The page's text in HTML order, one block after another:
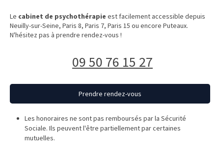
Le cabinet de psychothérapie est facilement accessible depuis
Neuilly-sur-Seine, Paris 8, Paris 7, Paris 15 ou encore Puteaux.
N'hésitez pas à prendre rendez-vous !
09 50 76 15 27
Prendre rendez-vous
Les honoraires ne sont pas remboursés par la Sécurité
Sociale. Ils peuvent l'être partiellement par certaines
mutuelles.